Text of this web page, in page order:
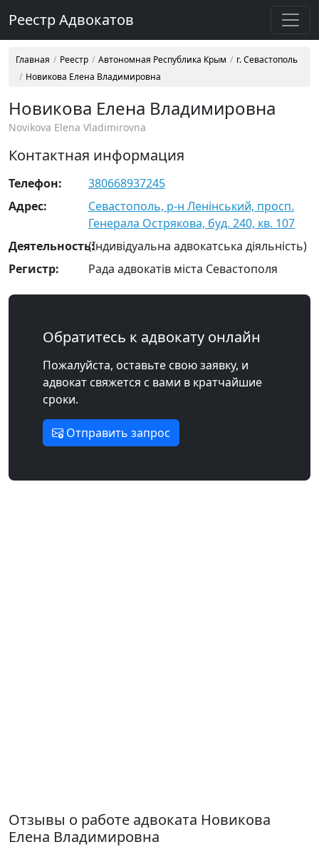
Реестр Адвокатов
Главная Реестр Автономная Республика Крым
г. Севастополь
Новикова Елена Владимировна
Новикова Елена Владимировна
Novikova Elena Vladimirovna
Контактная информация
Телефон:
380668937245
Адрес:
Севастополь, р-н Ленінський, просп.
Генерала Острякова, буд. 240, кв. 107
Деятельность:(Індивідуальна адвокатська діяльність)
Регистр:
Рада адвокатів міста Севастополя
Обратитесь к адвокату онлайн
Пожалуйста, оставьте свою заявку, и
адвокат свяжется с вами в кратчайшие
сроки.
Отправить запрос
Отзывы о работе адвоката Новикова
Елена Владимировна